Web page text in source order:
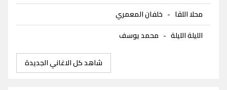
محلا اللقا - خلفان المعمري
الليلة الليلة - محمد يوسف
شاهد كل الاغاني الجديدة